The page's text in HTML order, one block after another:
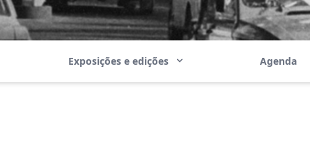
Exposições e edições Agenda